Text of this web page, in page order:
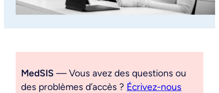
MedSIS — Vous avez des questions ou
des problèmes d’accès ? Écrivez-nous